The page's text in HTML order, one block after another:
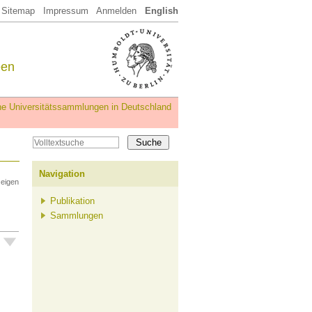
Sitemap Impressum Anmelden English
Universitätssammlungen in Deutschland
Navigation
Publikation
Sammlungen